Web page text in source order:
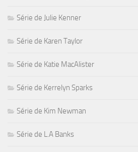
Série de Julie Kenner
Série de Karen Taylor
Série de Katie MacAlister
Série de Kerrelyn Sparks
Série de Kim Newman
Série de L.A Banks